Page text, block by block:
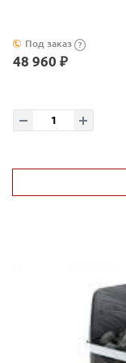
Под заказ ?
48 960 ₽